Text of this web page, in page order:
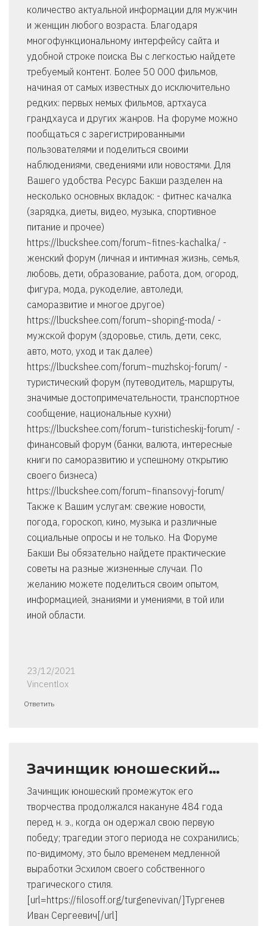
количество актуальной информации для мужчин
и женщин любого возраста. Благодаря
многофункциональному интерфейсу сайта и
удобной строке поиска Вы с легкостью найдете
требуемый контент. Более 50 000 фильмов,
начиная от самых известных до исключительно
редких: первых немых фильмов, артхауса
грандхауса и других жанров. На форуме можно
пообщаться с зарегистрированными
пользователями и поделиться своими
наблюдениями, сведениями или новостями. Для
Вашего удобства Ресурс Бакши разделен на
несколько основных вкладок: - фитнес качалка
(зарядка, диеты, видео, музыка, спортивное
питание и прочее)
https://lbuckshee.com/forum~fitnes-kachalka/ -
женский форум (личная и интимная жизнь, семья,
любовь, дети, образование, работа, дом, огород,
фигура, мода, рукоделие, автоледи,
саморазвитие и многое другое)
https://lbuckshee.com/forum~shoping-moda/ -
мужской форум (здоровье, стиль, дети, секс,
авто, мото, уход и так далее)
https://lbuckshee.com/forum~muzhskoj-forum/ -
туристический форум (путеводитель, маршруты,
значимые достопримечательности, транспортное
сообщение, национальные кухни)
https://lbuckshee.com/forum~turisticheskij-forum/ -
финансовый форум (банки, валюта, интересные
книги по саморазвитию и успешному открытию
своего бизнеса)
https://lbuckshee.com/forum~finansovyj-forum/
Также к Вашим услугам: свежие новости,
погода, гороскоп, кино, музыка и различные
социальные опросы и не только. На Форуме
Бакши Вы обязательно найдете практические
советы на разные жизненные случаи. По
желанию можете поделиться своим опытом,
информацией, знаниями и умениями, в той или
иной области.
23/12/2021
Vincentlox
Ответить
Зачинщик юношеский…
Зачинщик юношеский промежуток его
творчества продолжался накануне 484 года
перед н. э., когда он одержал свою первую
победу; трагедии этого периода не сохранились;
по-видимому, это было временем медленной
выработки Эсхилом своего собственного
трагического стиля.
[url=https://filosoff.org/turgenevivan/]Тургенев
Иван Сергеевич[/url]